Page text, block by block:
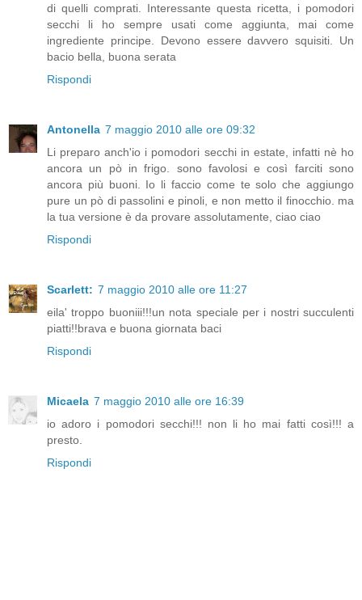
di quelli comprati. Interessante questa ricetta, i pomodori
secchi li ho sempre usati come aggiunta, mai come
ingrediente principe. Devono essere davvero squisiti. Un
bacio bella, buona serata
Rispondi
Antonella 7 maggio 2010 alle ore 09:32
Li preparo anch'io i pomodori secchi in estate, infatti nè ho
ancora un pò in frigo. sono favolosi e così farciti sono
ancora più buoni. Io li faccio come te solo che aggiungo
pure un pò di passolini e pinoli, e non metto il finocchio. ma
la tua versione è da provare assolutamente, ciao ciao
Rispondi
Scarlett: 7 maggio 2010 alle ore 11:27
eila' troppo buoniii!!!un nota speciale per i nostri succulenti
piatti!!brava e buona giornata baci
Rispondi
Micaela 7 maggio 2010 alle ore 16:39
io adoro i pomodori secchi!!! non li ho mai fatti così!!! a
presto.
Rispondi